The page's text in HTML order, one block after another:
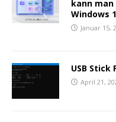
kann
Windows
Januar 15,
USB
April 21,